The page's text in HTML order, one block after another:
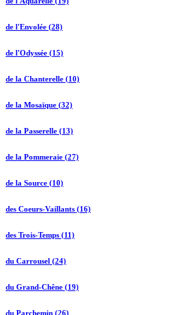
de l'Envolée (28)
de l'Odyssée (15)
de la Chanterelle (10)
de la Mosaïque (32)
de la Passerelle (13)
de la Pommeraie (27)
de la Source (10)
des Coeurs-Vaillants (16)
des Trois-Temps (11)
du Carrousel (24)
du Grand-Chêne (19)
du Parchemin (26)